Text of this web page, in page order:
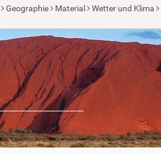
Geographie Material Wetter und Klima